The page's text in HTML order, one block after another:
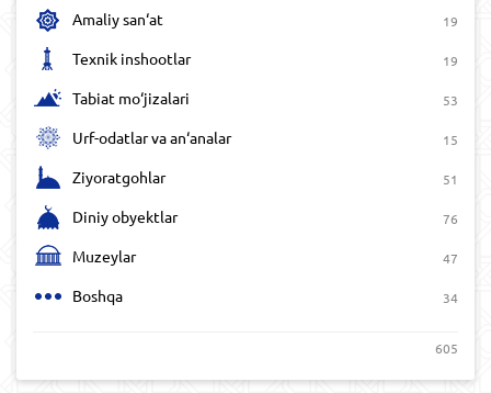
Amaliy san‘at 19
Texnik inshootlar 19
Tabiat mo‘jizalari 53
Urf-odatlar va an‘analar 15
Ziyoratgohlar 51
Diniy obyektlar 76
Muzeylar 47
Boshqa 34
605